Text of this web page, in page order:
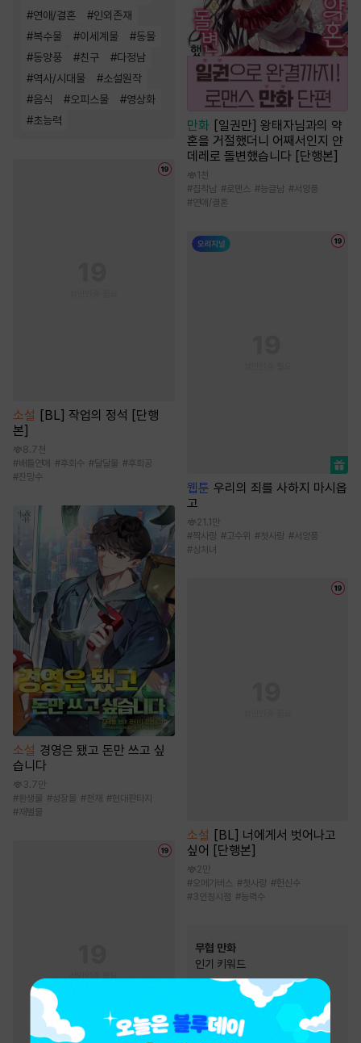
#연애/결혼 #인외존재
#복수물 #이세계물 #동물
#동양풍 #친구 #다정남
#역사/시대물 #소설원작
#음식 #오피스물 #영상화
#초능력
소설
[BL] 작업의 정석 [단행
본]
8.7천
#배틀연애 #후회수 #달달물 #후회공
#잔망수
소설 경영은 됐고 돈만 쓰고 싶
습니다
3.7만
# 환생물 #성장물 #천재 #현대판타지
# 재벌물
만화
[일권만] 왕태자님과의 약
혼을 거절했더니 어째서인지 얀
데레로 돌변했습니다 [단행본]
1천
#집착남 #로맨스 #능글남 #서양풍
#연애/결혼
웹툰 우리의 죄를 사하지 마시옵
고
21.1만
#짝사랑 #고수위 #첫사랑 #서양풍
#상처녀
소설 [BL] 너에게서 벗어나고
싶어 [단행본]
2만
#오메가버스 #첫사랑 #헌신수
#3인칭시점 #능력수
무협 만화
인기 키워드
#복수물
#역사/시대물
소설원작
#우정 #먼치킨
마교